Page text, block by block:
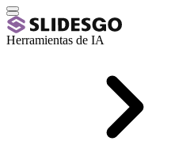
Herramientas de IA